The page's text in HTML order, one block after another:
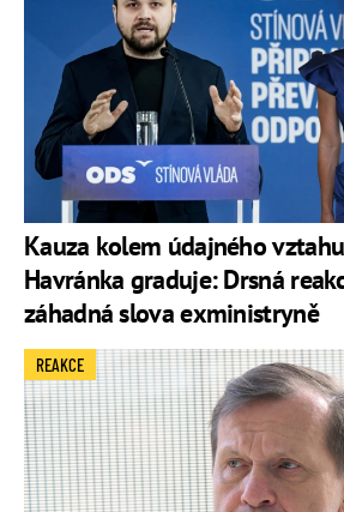
Kauza kolem údajného
Havránka graduje: Drsná
záhadná slova exministryně
REAKCE